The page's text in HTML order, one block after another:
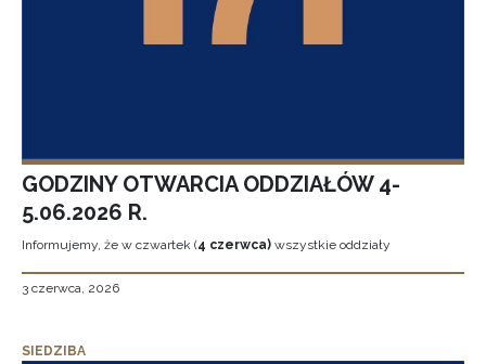
GODZINY OTWARCIA ODDZIAŁÓW 4-
5.06.2026 R.
Informujemy, że w czwartek (4 czerwca) wszystkie oddziały
3 czerwca, 2026
SIEDZIBA